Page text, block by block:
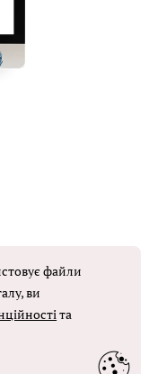
файли
ви
та